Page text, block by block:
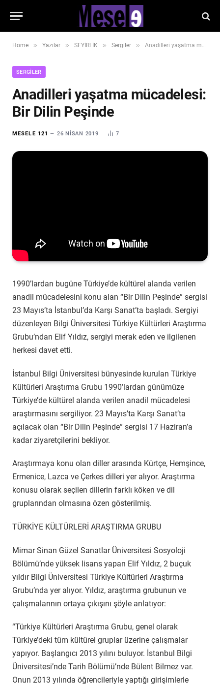
Home » Yazılar » SEYİRLİK » Sergiler » Anadilleri yaşatma mücadelesi: Bir Dilin Peşinde
SERGILER
Anadilleri yaşatma mücadelesi:
Bir Dilin Peşinde
MESELE 121 26 NISAN 2019 7
1990’lardan bugüne Türkiye’de kültürel alanda verilen
anadil mücadelesini konu alan “Bir Dilin Peşinde” sergisi
23 Mayıs’ta İstanbul’da Karşı Sanat’ta başladı. Sergiyi
düzenleyen Bilgi Üniversitesi Türkiye Kültürleri Araştırma
Grubu’ndan Elif Yıldız, sergiyi merak eden ve ilgilenen
herkesi davet etti.
İstanbul Bilgi Üniversitesi bünyesinde kurulan Türkiye
Kültürleri Araştırma Grubu 1990’lardan günümüze
Türkiye’de kültürel alanda verilen anadil mücadelesi
araştırmasını sergiliyor. 23 Mayıs’ta Karşı Sanat’ta
açılacak olan “Bir Dilin Peşinde” sergisi 17 Haziran’a
kadar ziyaretçilerini bekliyor.
Araştırmaya konu olan diller arasında Kürtçe, Hemşince,
Ermenice, Lazca ve Çerkes dilleri yer alıyor. Araştırma
konusu olarak seçilen dillerin farklı köken ve dil
gruplarından olmasına özen gösterilmiş.
TÜRKİYE KÜLTÜRLERİ ARAŞTIRMA GRUBU
Mimar Sinan Güzel Sanatlar Üniversitesi Sosyoloji
Bölümü’nde yüksek lisans yapan Elif Yıldız, 2 buçuk
yıldır Bilgi Üniversitesi Türkiye Kültürleri Araştırma
Grubu’nda yer alıyor. Yıldız, araştırma grubunun ve
çalışmalarının ortaya çıkışını şöyle anlatıyor:
“Türkiye Kültürleri Araştırma Grubu, genel olarak
Türkiye’deki tüm kültürel gruplar üzerine çalışmalar
yapıyor. Başlangıcı 2013 yılını buluyor. İstanbul Bilgi
Üniversitesi’nde Tarih Bölümü’nde Bülent Bilmez var.
Onun 2013 yılında öğrencileriyle yaptığı girişimlerle